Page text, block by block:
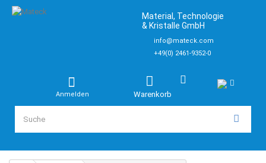
Material, Technologie
& Kristalle GmbH
info@mateck.com
+49(0) 2461-9352-0
Warenkorb
Anmelden